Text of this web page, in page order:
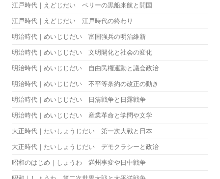
江戸時代｜えどじだい ペリーの黒船来航と開国
江戸時代｜えどじだい 江戸時代の終わり
明治時代｜めいじじだい 富国強兵の明治維新
明治時代｜めいじじだい 文明開化と社会の変化
明治時代｜めいじじだい 自由民権運動と議会政治
明治時代｜めいじじだい 不平等条約の改正の動き
明治時代｜めいじじだい 日清戦争と日露戦争
明治時代｜めいじじだい 産業革命と学問や文学
大正時代｜たいしょうじだい 第一次大戦と日本
大正時代｜たいしょうじだい デモクラシーと政治
昭和のはじめ｜しょうわ 満州事変や日中戦争